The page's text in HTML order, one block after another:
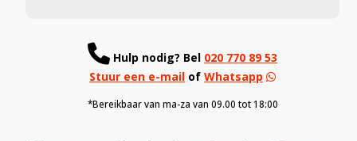
Hulp nodig? Bel 020 770 89 53
Stuur een e-mail of Whatsapp
*Bereikbaar van ma-za van 09.00 tot 18:00